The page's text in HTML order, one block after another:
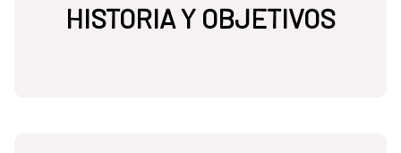
HISTORIA Y OBJETIVOS